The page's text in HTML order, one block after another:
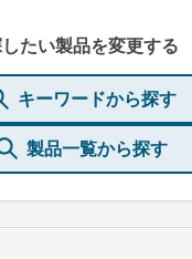
たい製品を変更する
キーワードから探す
製品一覧から探す